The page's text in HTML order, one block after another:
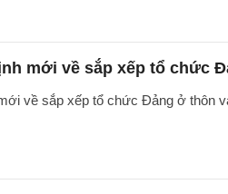
mới về sắp xếp tổ chức
về sắp xếp tổ chức Đảng ở thôn